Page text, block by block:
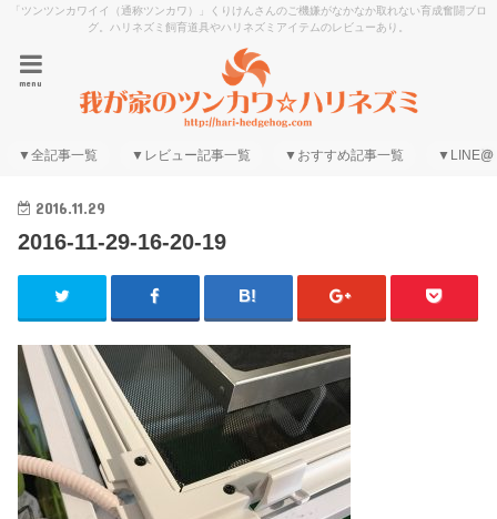
「ツンツンカワイイ（通称ツンカワ）」くりけんさんのご機嫌がなかなか取れない育成奮闘ブロ
グ。ハリネズミ飼育道具やハリネズミアイテムのレビューあり。
menu
▼全記事一覧 ▼レビュー記事一覧 ▼おすすめ記事一覧 ▼LINE@
2016.11.29
2016-11-29-16-20-19